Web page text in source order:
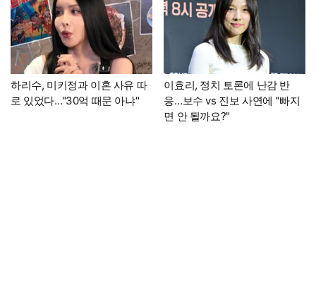
하리수, 미키정과 이혼 사유 따
로 있었다…"30억 때문 아냐"
이효리, 정치 토론에 난감 반
응…보수 vs 진보 사연에 "빠지
면 안 될까요?"